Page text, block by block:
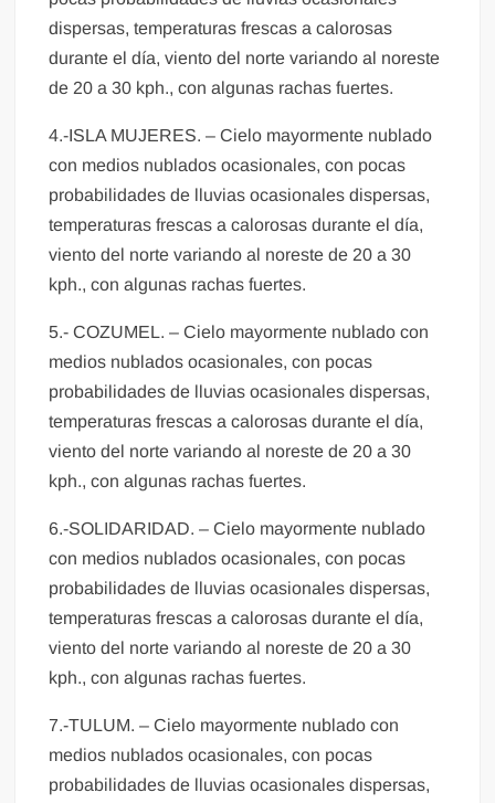
dispersas, temperaturas frescas a calorosas
durante el día, viento del norte variando al noreste
de 20 a 30 kph., con algunas rachas fuertes.
4.-ISLA MUJERES. – Cielo mayormente nublado
con medios nublados ocasionales, con pocas
probabilidades de lluvias ocasionales dispersas,
temperaturas frescas a calorosas durante el día,
viento del norte variando al noreste de 20 a 30
kph., con algunas rachas fuertes.
5.- COZUMEL. – Cielo mayormente nublado con
medios nublados ocasionales, con pocas
probabilidades de lluvias ocasionales dispersas,
temperaturas frescas a calorosas durante el día,
viento del norte variando al noreste de 20 a 30
kph., con algunas rachas fuertes.
6.-SOLIDARIDAD. – Cielo mayormente nublado
con medios nublados ocasionales, con pocas
probabilidades de lluvias ocasionales dispersas,
temperaturas frescas a calorosas durante el día,
viento del norte variando al noreste de 20 a 30
kph., con algunas rachas fuertes.
7.-TULUM. – Cielo mayormente nublado con
medios nublados ocasionales, con pocas
probabilidades de lluvias ocasionales dispersas,